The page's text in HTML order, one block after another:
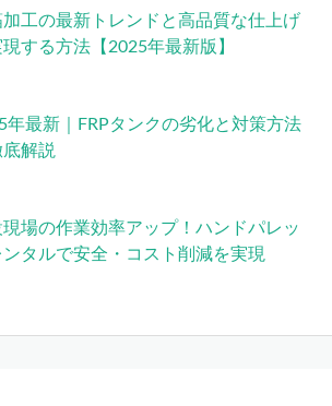
工の最新トレンドと高品質な仕上げ
現する方法【2025年最新版】
年最新｜FRPタンクの劣化と対策方法
底解説
場の作業効率アップ！ハンドパレッ
ンタルで安全・コスト削減を実現